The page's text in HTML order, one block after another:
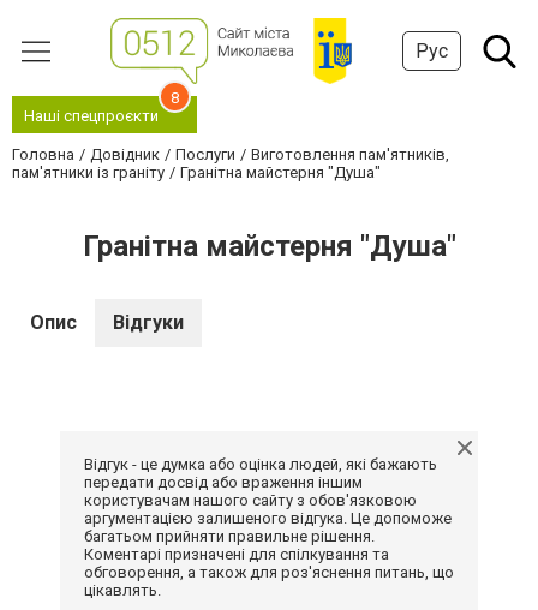
Рус
Наші спецпроєкти
8
Головна Довідник Послуги
Виготовлення пам'ятників,
пам'ятники із граніту
Гранітна майстерня "Душа"
Гранітна майстерня "Душа"
Опис Відгуки
Відгук - це думка або оцінка людей, які бажають
передати досвід або враження іншим
користувачам нашого сайту з обов'язковою
аргументацією залишеного відгука. Це допоможе
багатьом прийняти правильне рішення.
Коментарі призначені для спілкування та
обговорення, а також для роз'яснення питань, що
цікавлять.